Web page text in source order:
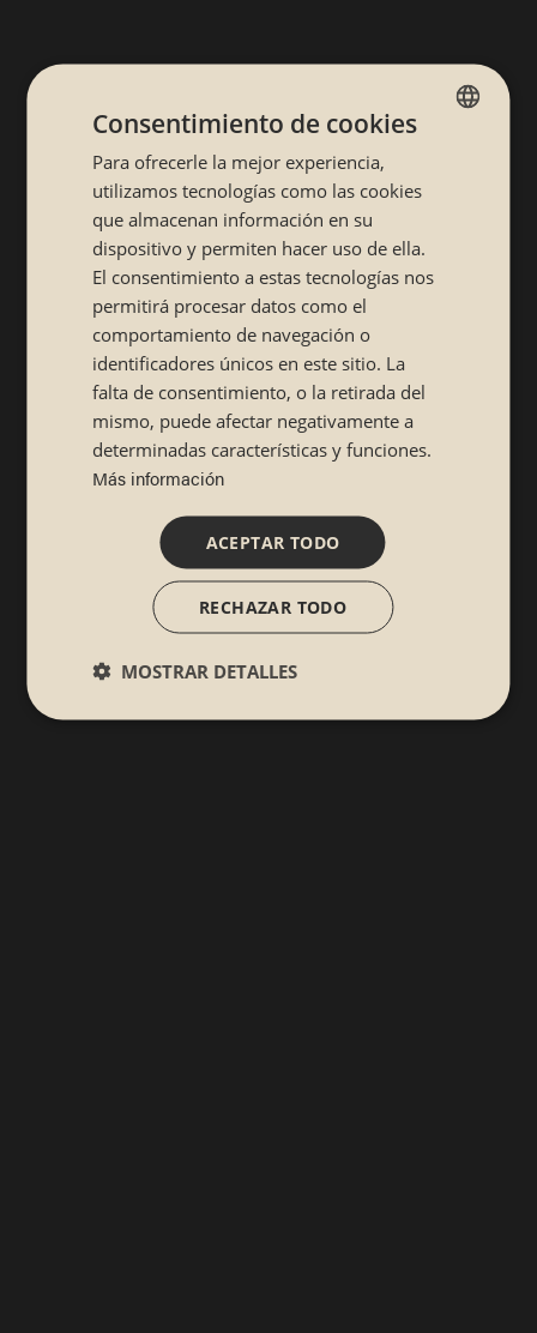
CATALÁN
Consentimiento de cookies
Para ofrecerle la mejor experiencia,
utilizamos tecnologías como las cookies
que almacenan información en su
dispositivo y permiten hacer uso de ella.
El consentimiento a estas tecnologías nos
permitirá procesar datos como el
comportamiento de navegación o
identificadores únicos en este sitio. La
falta de consentimiento, o la retirada del
mismo, puede afectar negativamente a
determinadas características y funciones.
Más información
ACEPTAR TODO
RECHAZAR TODO
MOSTRAR DETALLES